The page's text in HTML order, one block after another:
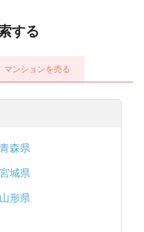
する
マンションを売る
青森県
宮城県
山形県